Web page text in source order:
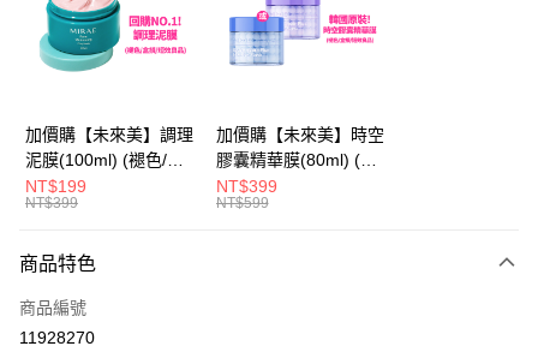
Apple Pay
街口支付
悠遊付
AFTEE先享後付
相關說明
便利好安心！
２．便利：只要手機號碼，簡訊認證，即可結帳。
３．安心：先確認商品／服務後，再付款。
運送方式
全家取貨付款
加價購【未來美】調理
泥膜(100ml) (褪色/盒
損/短效良品)
NT$199
NT$399
加價購【未來美】時空
膠囊精華膜(80ml) (褪
色/盒損/短效良品)
NT$399
NT$599
商品特色
商品編號
11928270